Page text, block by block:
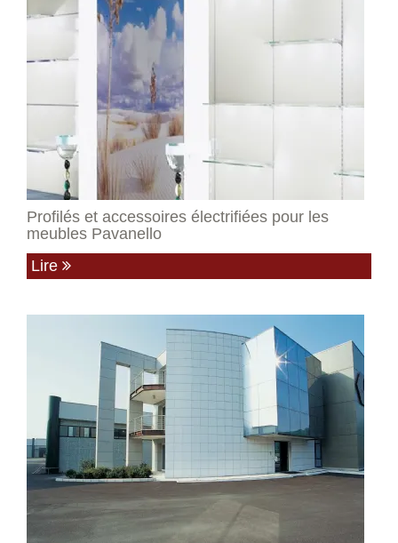
Profilés et accessoires électrifiées pour les
meubles Pavanello
Lire